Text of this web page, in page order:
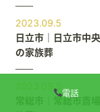
電話
2023.09.5
日立市｜日立市中
の家族葬
2023.09.5
常総市｜常総市斎